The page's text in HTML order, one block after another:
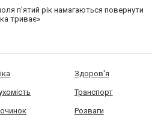
пʼятий рік намагаються повернути
триває»
Здоров'я
Транспорт
Розваги